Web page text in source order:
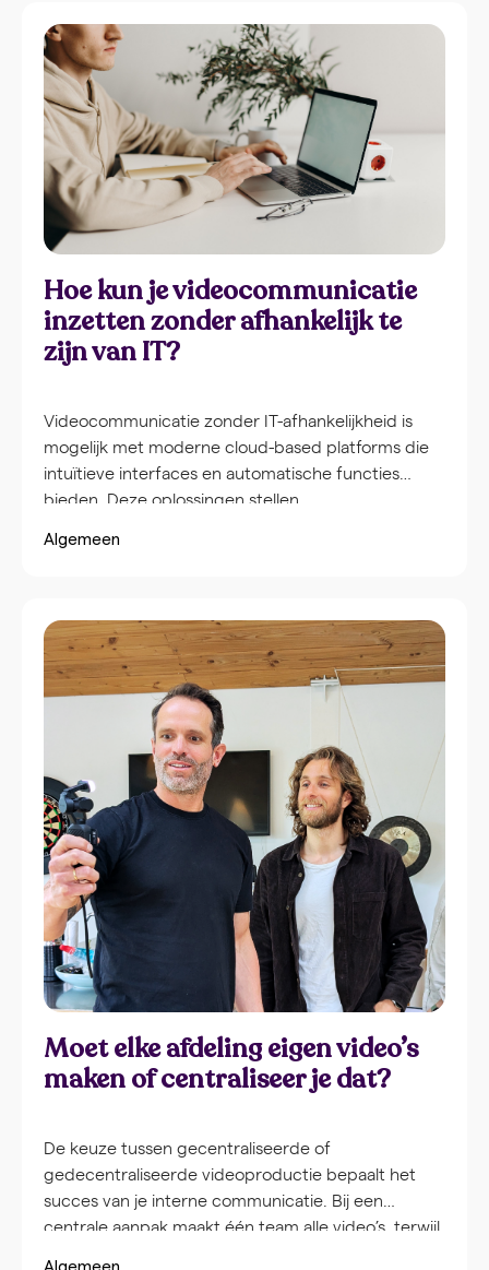
Hoe kun je videocommunicatie
inzetten zonder afhankelijk te
zijn van IT?
Videocommunicatie zonder IT-afhankelijkheid is
mogelijk met moderne cloud-based platforms die
intuïtieve interfaces en automatische functies
bieden. Deze oplossingen stellen
professionele video’s te maken zonder technische
templates en geautomatiseerde
bewerkingsfuncties kunnen medewerkers direct
aan de slag met videocreatie. Traditionele
videosystemen vereisen complexe technische
infrastructuur zoals servers, speciale software-
installaties en netwerkconfiguratiesdie alleen IT-
specialisten kunnen beheren. Organisaties hebben
historisch gezien IT-afdelingen nodig voor het
opzetten van videostudio’s, het installeren van
bewerkingssoftware en het waarborgen van
compatibiliteit tussen verschillende systemen.
Deze afhankelijkheid creëert verschillende
barrières voor communicatieteams.
Algemeen
Moet elke afdeling eigen video’s
maken of centraliseer je dat?
De keuze tussen gecentraliseerde of
gedecentraliseerde videoproductie bepaalt het
succes van je interne communicatie. Bij een
centrale aanpak maakt één team alle video’s, terwijl